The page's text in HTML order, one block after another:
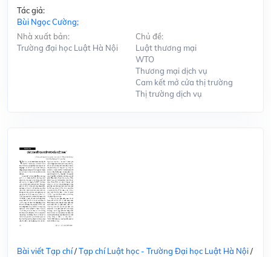
Tác giả:
Bùi Ngọc Cường;
Nhà xuất bản:
Trường đại học Luật Hà Nội
Chủ đề:
Luật thương mại
WTO
Thương mại dịch vụ
Cam kết mở cửa thị trường
Thị trường dịch vụ
Bài viết Tạp chí/Tạp chí Luật học - Trường Đại học Luật Hà Nội/